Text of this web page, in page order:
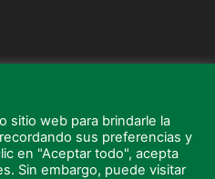
sitio web para brindarle la
sus preferencias y
en "Aceptar todo", acepta
Sin embargo, puede visitar